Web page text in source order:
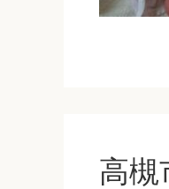
高槻